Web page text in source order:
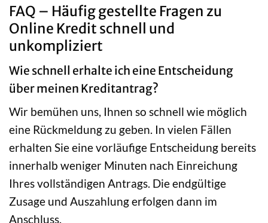
FAQ – Häufig gestellte Fragen zu
Online Kredit schnell und
unkompliziert
Wie schnell erhalte ich eine Entscheidung
über meinen Kreditantrag?
Wir bemühen uns, Ihnen so schnell wie möglich
eine Rückmeldung zu geben. In vielen Fällen
erhalten Sie eine vorläufige Entscheidung bereits
innerhalb weniger Minuten nach Einreichung
Ihres vollständigen Antrags. Die endgültige
Zusage und Auszahlung erfolgen dann im
Anschluss.